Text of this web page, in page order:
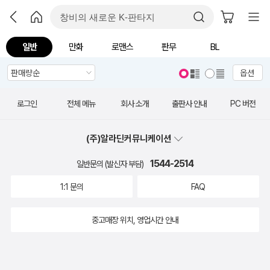
일반 만화 로맨스 판무 BL
옵션
로그인 전체 메뉴 회사 소개 출판사 안내 PC 버전
(주)알라딘커뮤니케이션
일반문의 (발신자 부담) 1544-2514
1:1 문의 FAQ
중고매장 위치, 영업시간 안내